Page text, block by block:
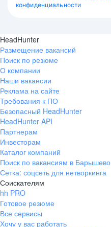
конфиденциальности
HeadHunter
Размещение вакансий
Поиск по резюме
О компании
Наши вакансии
Реклама на сайте
Требования к ПО
Безопасный HeadHunter
HeadHunter API
Партнерам
Инвесторам
Каталог компаний
Поиск по вакансиям в Барышево
Сетка: соцсеть для нетворкинга
Соискателям
hh PRO
Готовое резюме
Все сервисы
Хочу у вас работать